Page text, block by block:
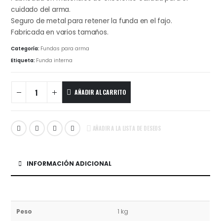
cuidado del arma.
Seguro de metal para retener la funda en el fajo.
Fabricada en varios tamaños.
Categoría: Fundas para arma
Etiqueta: Funda interna
AÑADIR AL CARRITO
AÑADIR A LA LISTA DE DESEOS
INFORMACIÓN ADICIONAL
Peso 1 kg